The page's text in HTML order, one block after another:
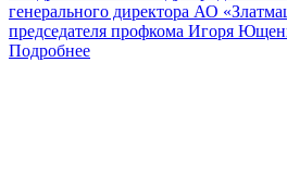
генерального директора АО
председателя профкома Игоря
Подробнее